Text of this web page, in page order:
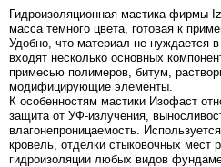
Гидроизоляционная мастика фирмы
масса темного цвета, готовая к
Удобно, что материал не нуждается
входят несколько основных
примесью полимеров, битум,
модифицирующие элементы.
К особенностям мастики Изофаст
защита от УФ-излучения,
влагонепроницаемость.
кровель, отделки стыковочных мест
гидроизоляции любых видов